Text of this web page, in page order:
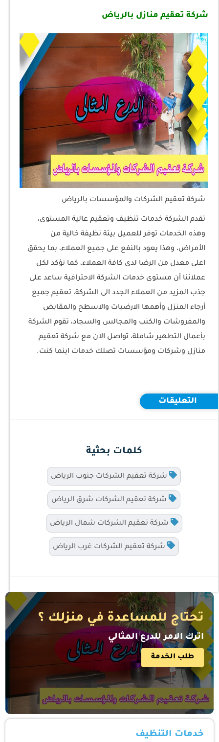
شركة تعقيم منازل بالرياض
شركة تعقيم الشركات والمؤسسات بالرياض
تقدم الشركة خدمات تنظيف وتعقيم عالية المستوى،
وهذه الخدمات توفر للعميل بيئة نظيفة خالية من
الأمراض، وهذا يعود بالنفع على جميع العملاء، بما يحقق
اعلى معدل من الرضا لدى كافة العملاء، كما نؤكد لكل
عملائنا أن مستوى خدمات الشركة الاحترافية ساعد على
جذب المزيد من العملاء الجدد الى الشركة، تعقيم جميع
أرجاء المنزل وأهمها الارضيات والاسطح والمقابض
والمفروشات والكنب والمجالس والسجاد، تقوم الشركة
بأعمال التطهير شاملة، تواصل الان مع شركة تعقيم
منازل وشركات ومؤسسات تصلك خدمات اينما كنت.
التعليقات
كلمات بحثية
شركة تعقيم الشركات جنوب الرياض
شركة تعقيم الشركات شرق الرياض
شركة تعقيم الشركات شمال الرياض
شركة تعقيم الشركات غرب الرياض
تحتاج للمساعدة في منزلك ؟
اترك الامر للدرع المثالي
طلب الخدمة
خدمات التنظيف